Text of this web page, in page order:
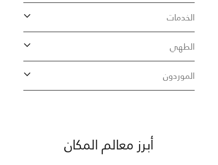
الخدمات
الطهي
الموردون
أبرز معالم المكان